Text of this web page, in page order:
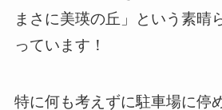
まさに美瑛の丘」という素晴
っています！
特に何も考えずに駐車場に停